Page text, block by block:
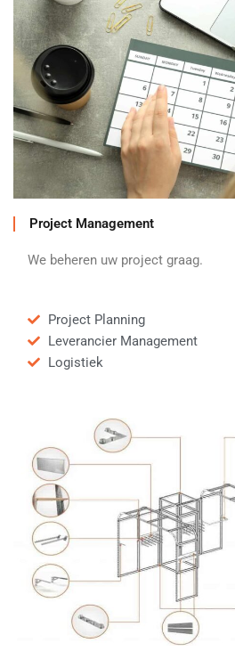
Project Management
We beheren uw project graag.
Project Planning
Leverancier Management
Logistiek